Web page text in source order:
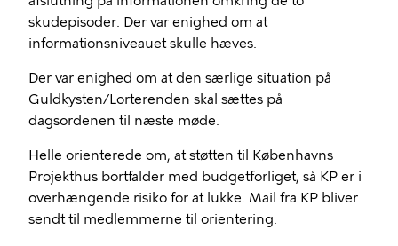
skudepisoder. Der var enighed om at
informationsniveauet skulle hæves.
Der var enighed om at den særlige situation på
Guldkysten/Lorterenden skal sættes på
dagsordenen til næste møde.
Helle orienterede om, at støtten til Københavns
Projekthus bortfalder med budgetforliget, så KP er i
overhængende risiko for at lukke. Mail fra KP bliver
sendt til medlemmerne til orientering.